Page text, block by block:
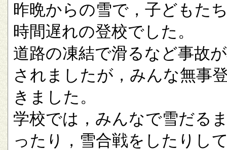
昨晩からの雪で，子どもた
時間遅れの登校でした。
道路の凍結で滑るなど事故
されましたが，みんな無事
きました。
学校では，みんなで雪だる
ったり，雪合戦をしたりし